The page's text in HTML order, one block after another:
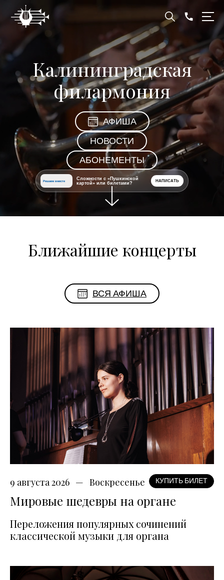
Калининградская
филармония
АФИША
НОВОСТИ
АБОНЕМЕНТЫ
Решаем вместе
Сложности с «Пушкинской
картой» или билетами?
НАПИСАТЬ
Ближайшие концерты
ВСЯ АФИША
9 августа 2026 Воскресенье КУПИТЬ БИЛЕТ
Мировые шедевры на органе
Переложения популярных сочинений
классической музыки для органа